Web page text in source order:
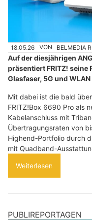
18.05.26 VON BELMEDIA
Auf der diesjährigen
präsentiert FRITZ!
Glasfaser, 5G und WLAN
Mit dabei ist die bald
FRITZ!Box 6690 Pro als
Kabelanschluss mit
Übertragungsraten von
Highend-Portfolio durch
mit Quadband-
Weiterlesen
PUBLIREPORTAGEN